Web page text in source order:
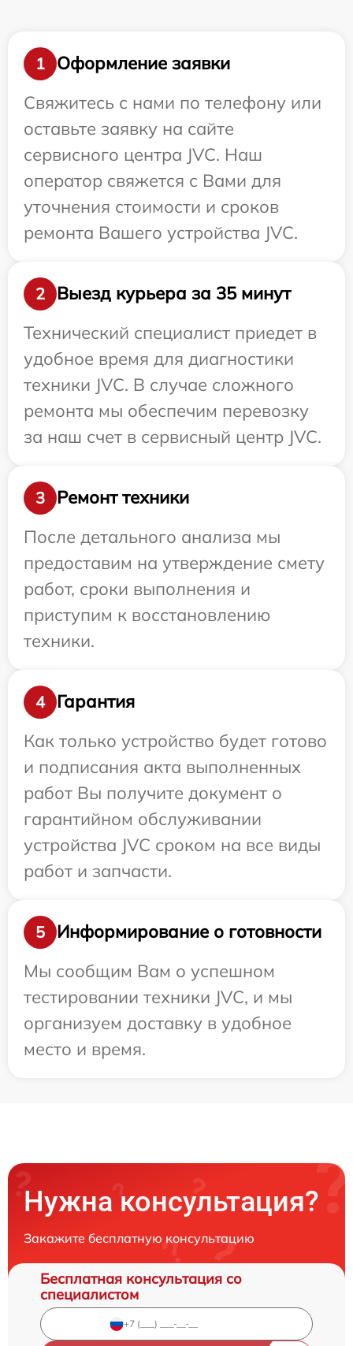
1
Оформление заявки
Свяжитесь с нами по телефону или
оставьте заявку на сайте
сервисного центра JVC. Наш
оператор свяжется с Вами для
уточнения стоимости и сроков
ремонта Вашего устройства JVC.
2
Выезд курьера за 35 минут
Технический специалист приедет в
удобное время для диагностики
техники JVC. В случае сложного
ремонта мы обеспечим перевозку
за наш счет в сервисный центр JVC.
3
Ремонт техники
После детального анализа мы
предоставим на утверждение смету
работ, сроки выполнения и
приступим к восстановлению
техники.
4
Гарантия
Как только устройство будет готово
и подписания акта выполненных
работ Вы получите документ о
гарантийном обслуживании
устройства JVC сроком на все виды
работ и запчасти.
5
Информирование о готовности
Мы сообщим Вам о успешном
тестировании техники JVC, и мы
организуем доставку в удобное
место и время.
Нужна консультация?
Закажите бесплатную консультацию
Бесплатная консультация со
специалистом